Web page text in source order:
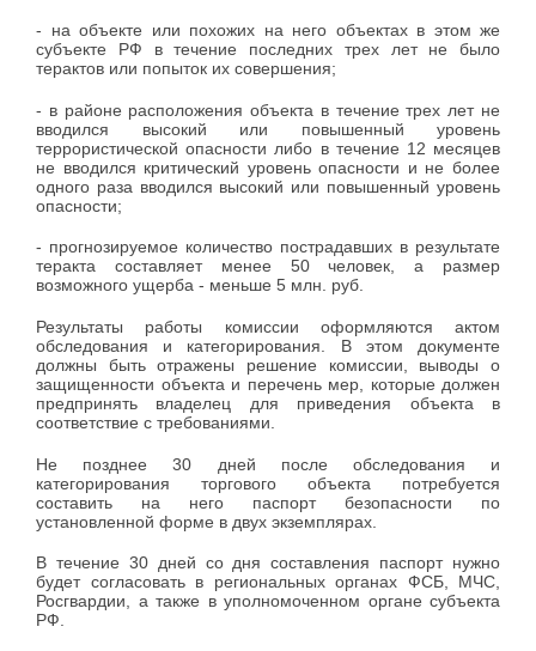
- на объекте или похожих на него объектах в этом же
субъекте РФ в течение последних трех лет не было
терактов или попыток их совершения;
- в районе расположения объекта в течение трех лет не
вводился высокий или повышенный уровень
террористической опасности либо в течение 12 месяцев
не вводился критический уровень опасности и не более
одного раза вводился высокий или повышенный уровень
опасности;
- прогнозируемое количество пострадавших в результате
теракта составляет менее 50 человек, а размер
возможного ущерба - меньше 5 млн. руб.
Результаты работы комиссии оформляются актом
обследования и категорирования. В этом документе
должны быть отражены решение комиссии, выводы о
защищенности объекта и перечень мер, которые должен
предпринять владелец для приведения объекта в
соответствие с требованиями.
Не позднее 30 дней после обследования и
категорирования торгового объекта потребуется
составить на него паспорт безопасности по
установленной форме в двух экземплярах.
В течение 30 дней со дня составления паспорт нужно
будет согласовать в региональных органах ФСБ, МЧС,
Росгвардии, а также в уполномоченном органе субъекта
РФ.